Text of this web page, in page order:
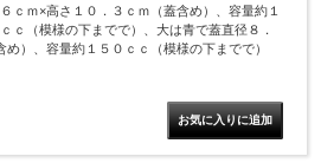
６ｃｍ×高さ１０．３ｃｍ（蓋含め）、容量約１
ｃ（模様の下までで）、大は青で蓋直径８．
）、容量約１５０ｃｃ（模様の下までで）